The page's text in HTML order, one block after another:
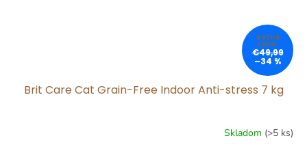
€49,99
–34 %
Brit Care Cat Grain-Free Indoor Anti-stress 7 kg
Skladom (>5 ks)